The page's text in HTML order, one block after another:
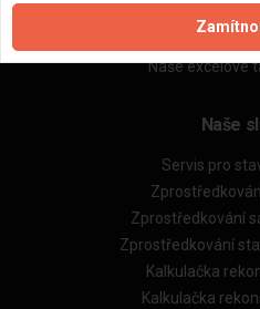
Naše excelové
Naše
Servis pro
Zprostředkování
Zprostředkování
Kalkulačka
Kalkulačka